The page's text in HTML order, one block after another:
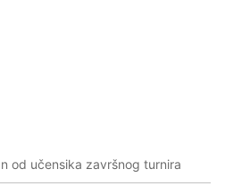
od učensika završnog turnira